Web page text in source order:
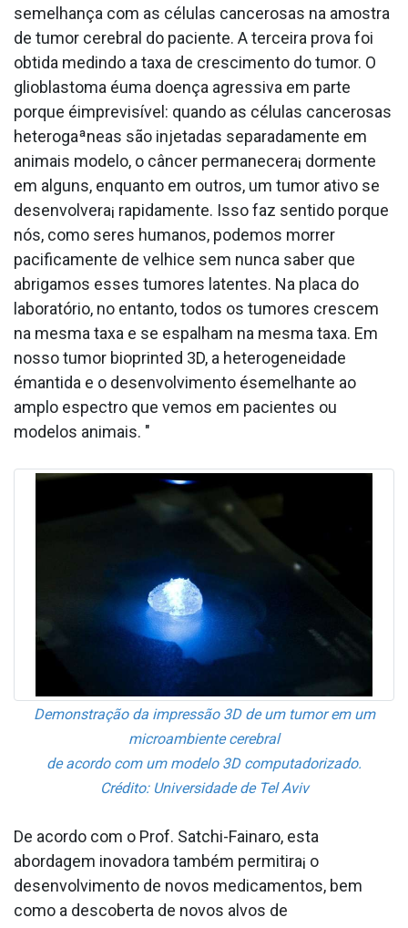
semelhança com as células cancerosas na amostra
de tumor cerebral do paciente. A terceira prova foi
obtida medindo a taxa de crescimento do tumor. O
glioblastoma éuma doença agressiva em parte
porque éimprevisível: quando as células cancerosas
heterogaªneas são injetadas separadamente em
animais modelo, o câncer permanecera¡ dormente
em alguns, enquanto em outros, um tumor ativo se
desenvolvera¡ rapidamente. Isso faz sentido porque
nós, como seres humanos, podemos morrer
pacificamente de velhice sem nunca saber que
abrigamos esses tumores latentes. Na placa do
laboratório, no entanto, todos os tumores crescem
na mesma taxa e se espalham na mesma taxa. Em
nosso tumor bioprinted 3D, a heterogeneidade
émantida e o desenvolvimento ésemelhante ao
amplo espectro que vemos em pacientes ou
modelos animais. "
Demonstração da impressão 3D de um tumor em um
microambiente cerebral
de acordo com um modelo 3D computadorizado.
Crédito: Universidade de Tel Aviv
De acordo com o Prof. Satchi-Fainaro, esta
abordagem inovadora também permitira¡ o
desenvolvimento de novos medicamentos, bem
como a descoberta de novos alvos de